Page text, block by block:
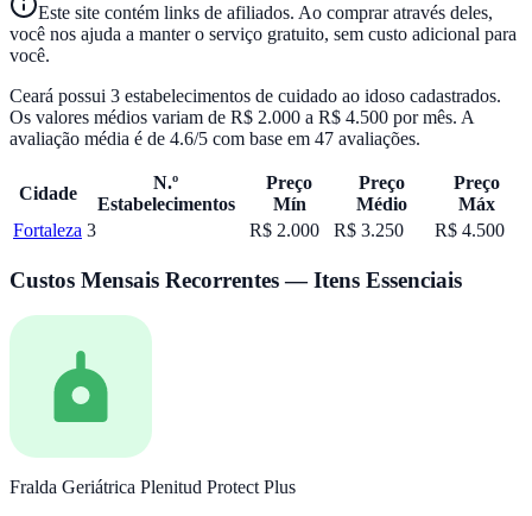
Este site contém links de afiliados. Ao comprar através deles,
você nos ajuda a manter o serviço gratuito, sem custo adicional para
você.
Ceará possui 3 estabelecimentos de cuidado ao idoso cadastrados.
Os valores médios variam de R$ 2.000 a R$ 4.500 por mês. A
avaliação média é de 4.6/5 com base em 47 avaliações.
Cidade
N.º
Estabelecimentos
Preço
Mín
Preço
Médio
Preço
Máx
Fortaleza 3 R$ 2.000 R$ 3.250 R$ 4.500
Custos Mensais Recorrentes — Itens Essenciais
Fralda Geriátrica Plenitud Protect Plus